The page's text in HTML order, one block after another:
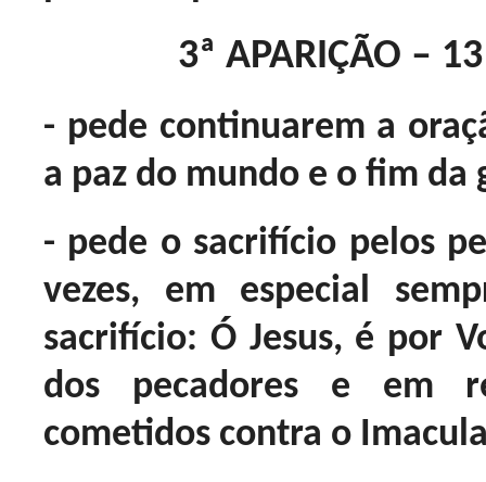
3ª APARIÇÃO –
- pede continuarem a
a paz do mundo e o fim da
- pede o sacrifício pelos
vezes, em especial
sacrifício: Ó Jesus, é por
dos pecadores e em
cometidos contra o